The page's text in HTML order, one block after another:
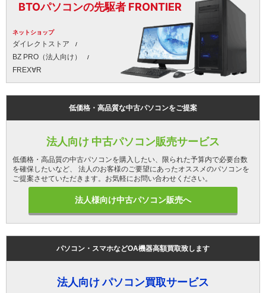
BTOパソコンの先駆者 FRONTIER
ネットショップ
ダイレクトストア
BZ PRO（法人向け）
FREX∀R
低価格・高品質な中古パソコンをご提案
法人向け 中古パソコン販売サービス
低価格・高品質の中古パソコンを購入したい、限られた予算内で必要台数
を確保したいなど、 法人のお客様のご要望にあったオススメのパソコンを
ご提案させていただきます。お気軽にお問い合わせください。
法人様向け中古パソコン販売へ
パソコン・スマホなどOA機器高額買取致します
法人向け パソコン買取サービス